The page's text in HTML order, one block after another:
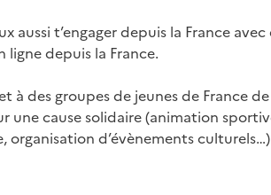
aussi t’engager depuis la France avec
depuis la France.
à des groupes de jeunes de France de
une cause solidaire (animation
d’évènements